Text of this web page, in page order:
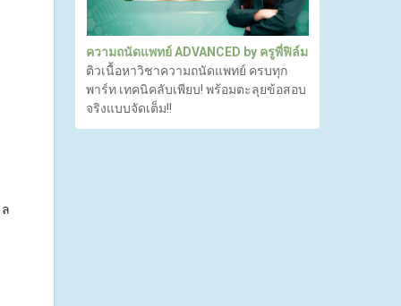
ความถนัดแพทย์ ADVANCED by ครูพี่ฟิล์ม
ติวเนื้อหาวิชาความถนัดแพทย์ ครบทุก
พาร์ท เทคนิคลับเพียบ! พร้อมตะลุยข้อสอบ
จริงแบบจัดเต็ม!!